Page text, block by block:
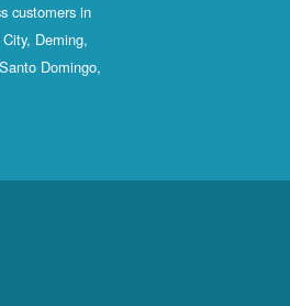
customers in
Deming,
Domingo,